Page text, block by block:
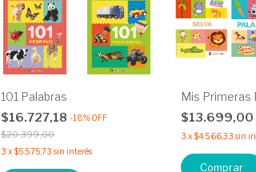
101 Palabras
$16.727,18 -18% OFF
$20.399,00
3 x$5.575,73 sin interés
Mis Primeras
$13.699,00
3 x$4.566,33 sin
Comprar